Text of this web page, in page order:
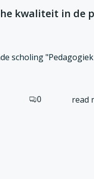
kwaliteit in de
scholing
0 read